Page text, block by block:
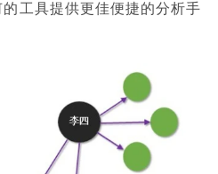
工具提供更佳便捷的分析手